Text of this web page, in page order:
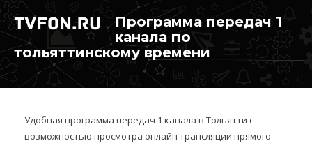
Программа передач 1
канала по
тольяттинскому времени
Удобная программа передач 1 канала в Тольятти с
возможностью просмотра онлайн трансляции прямого